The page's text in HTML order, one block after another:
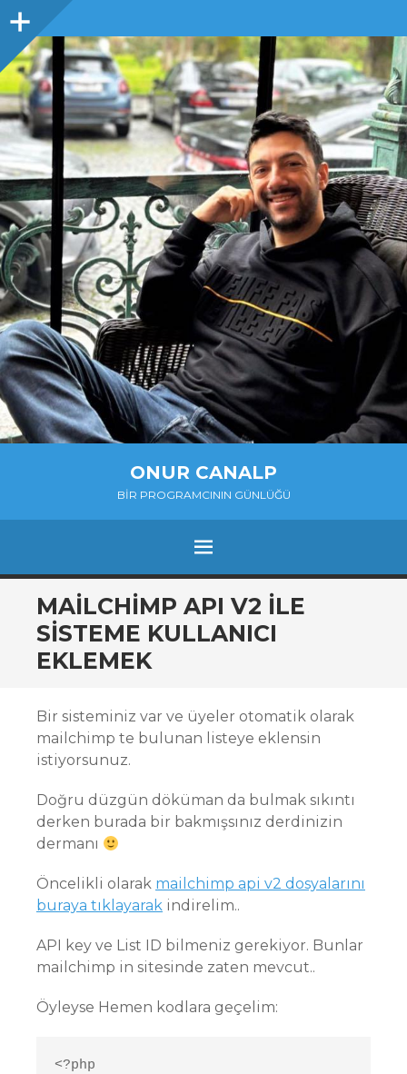
Sidebar
ONUR CANALP
BIR PROGRAMCININ GÜNLÜĞÜ
MENU
SKIP
TO
CONTENT
MAILCHIMP API V2 ILE
SISTEME KULLANICI
EKLEMEK
Bir sisteminiz var ve üyeler otomatik olarak
mailchimp te bulunan listeye eklensin
istiyorsunuz.
Doğru düzgün döküman da bulmak sıkıntı
derken burada bir bakmışsınız derdinizin
dermanı
Öncelikli olarak mailchimp api v2 dosyalarını
buraya tıklayarak indirelim..
API key ve List ID bilmeniz gerekiyor. Bunlar
mailchimp in sitesinde zaten mevcut..
Öyleyse Hemen kodlara geçelim:
<?php